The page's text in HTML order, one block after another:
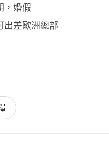
，婚假
出差歐洲總部